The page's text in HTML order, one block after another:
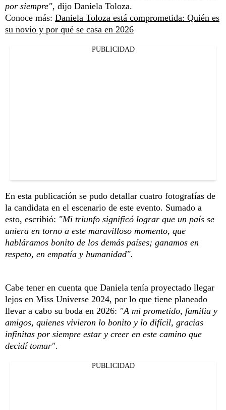
por siempre", dijo Daniela Toloza.
Conoce más: Daniela Toloza está comprometida: Quién es
su novio y por qué se casa en 2026
PUBLICIDAD
En esta publicación se pudo detallar cuatro fotografías de
la candidata en el escenario de este evento. Sumado a
esto, escribió: "Mi triunfo significó lograr que un país se
uniera en torno a este maravilloso momento, que
habláramos bonito de los demás países; ganamos en
respeto, en empatía y humanidad".
Cabe tener en cuenta que Daniela tenía proyectado llegar
lejos en Miss Universe 2024, por lo que tiene planeado
llevar a cabo su boda en 2026: "A mi prometido, familia y
amigos, quienes vivieron lo bonito y lo difícil, gracias
infinitas por siempre estar y creer en este camino que
decidí tomar".
PUBLICIDAD